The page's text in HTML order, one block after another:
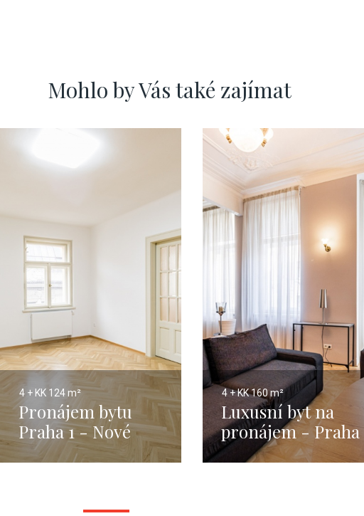
Mohlo by Vás také zajímat
4 + KK 124 m²
Pronájem bytu
Praha 1 - Nové
Město - 124m
4 + KK160 m²
Luxusní byt na
pronájem - Praha
1 - Josefov - 160m